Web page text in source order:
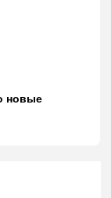
новые